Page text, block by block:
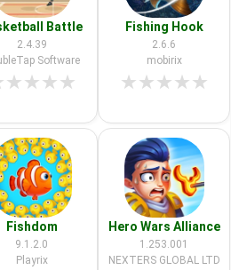
Battle
2.4.39
Software
★★★★
Fishing Hook
2.6.6
mobirix
★★★★★
Fishdom
9.1.2.0
Playrix
Hero Wars Alliance
1.253.001
NEXTERS GLOBAL LTD